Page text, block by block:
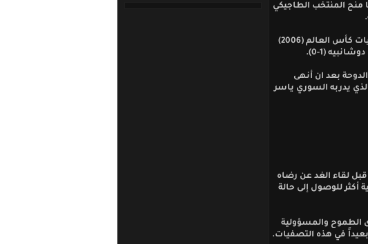
منح المنتخب الطاجيكي
ويأمل منتخبنا في تكرار التاريخ إذا سبق له أن التقى طاجيكستان في تصفيات كأس العالم (2006)
بعد ان أنهى
يدربه السوري ياسر
لقاء الغد عن رضاه
أكثر للوصول إلى حالة
الطموح والمسؤولية
في هذه التصفيات.